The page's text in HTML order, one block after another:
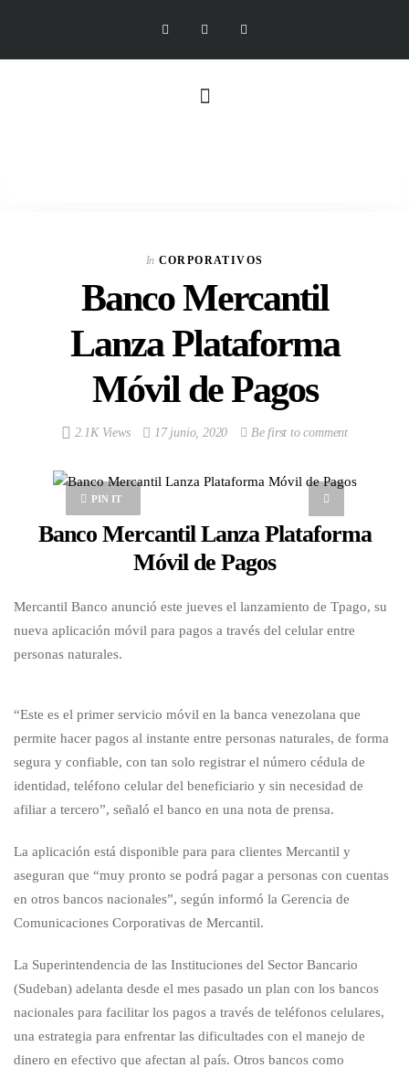
In CORPORATIVOS
Banco Mercantil
Lanza Plataforma
Móvil de Pagos
2.1K Views 17 junio, 2020 Be first to comment
PIN IT
Banco Mercantil Lanza Plataforma
Móvil de Pagos
Mercantil Banco anunció este jueves el lanzamiento de Tpago, su
nueva aplicación móvil para pagos a través del celular entre
personas naturales.
“Este es el primer servicio móvil en la banca venezolana que
permite hacer pagos al instante entre personas naturales, de forma
segura y confiable, con tan solo registrar el número cédula de
identidad, teléfono celular del beneficiario y sin necesidad de
afiliar a tercero”, señaló el banco en una nota de prensa.
La aplicación está disponible para para clientes Mercantil y
aseguran que “muy pronto se podrá pagar a personas con cuentas
en otros bancos nacionales”, según informó la Gerencia de
Comunicaciones Corporativas de Mercantil.
La Superintendencia de las Instituciones del Sector Bancario
(Sudeban) adelanta desde el mes pasado un plan con los bancos
nacionales para facilitar los pagos a través de teléfonos celulares,
una estrategia para enfrentar las dificultades con el manejo de
dinero en efectivo que afectan al país. Otros bancos como